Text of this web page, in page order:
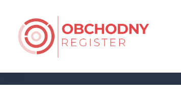
Z luxusných haciend